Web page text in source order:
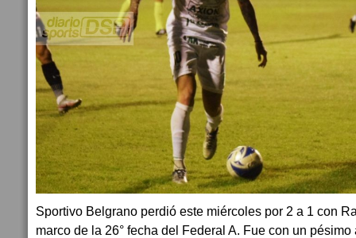
Sportivo Belgrano perdió este miércoles por 2 a 1 con
marco de la 26° fecha del Federal A. Fue con un